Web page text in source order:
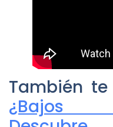
También
¿Bajos